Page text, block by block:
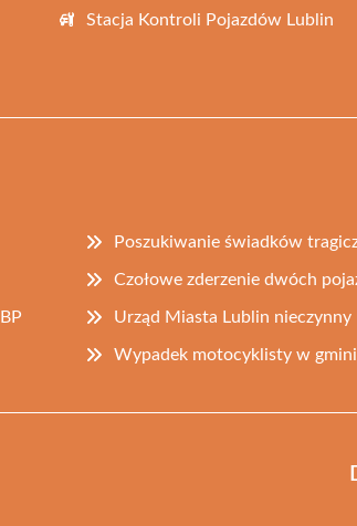
Stacja Kontroli Pojazdów Lublin
Poszukiwanie świadków
Czołowe zderzenie dwóch
Urząd Miasta Lublin nieczynny
Wypadek motocyklisty w